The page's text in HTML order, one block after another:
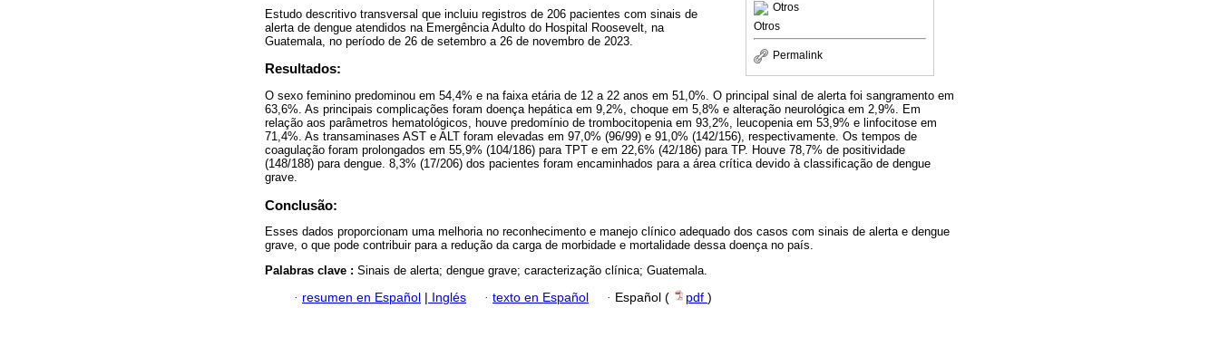
Otros
Otros
Permalink
Estudo descritivo transversal que incluiu registros de 206 pacientes com sinais de
alerta de dengue atendidos na Emergência Adulto do Hospital Roosevelt, na
Guatemala, no período de 26 de setembro a 26 de novembro de 2023.
Resultados:
O sexo feminino predominou em 54,4% e na faixa etária de 12 a 22 anos em 51,0%. O principal sinal de alerta foi sangramento em
63,6%. As principais complicações foram doença hepática em 9,2%, choque em 5,8% e alteração neurológica em 2,9%. Em
relação aos parâmetros hematológicos, houve predomínio de trombocitopenia em 93,2%, leucopenia em 53,9% e linfocitose em
71,4%. As transaminases AST e ALT foram elevadas em 97,0% (96/99) e 91,0% (142/156), respectivamente. Os tempos de
coagulação foram prolongados em 55,9% (104/186) para TPT e em 22,6% (42/186) para TP. Houve 78,7% de positividade
(148/188) para dengue. 8,3% (17/206) dos pacientes foram encaminhados para a área crítica devido à classificação de dengue
grave.
Conclusão:
Esses dados proporcionam uma melhoria no reconhecimento e manejo clínico adequado dos casos com sinais de alerta e dengue
grave, o que pode contribuir para a redução da carga de morbidade e mortalidade dessa doença no país.
Palabras clave : Sinais de alerta; dengue grave; caracterização clínica; Guatemala.
· resumen en Español Inglés · texto en Español · Español ( pdf )